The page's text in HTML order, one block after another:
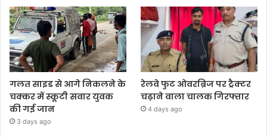
गलत साइड से आगे निकलने के
चक्कर में स्कूटी सवार युवक
की गई जान
3 days ago
रेलवे फुट ओवरब्रिज पर ट्रैक्टर
चढ़ाने वाला चालक गिरफ्तार
4 days ago